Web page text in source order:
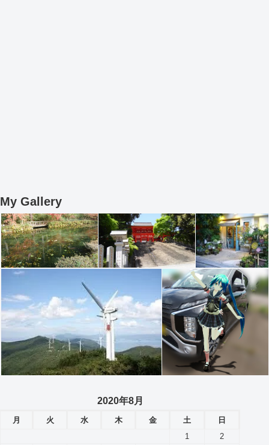
My Gallery
2020年8月
月 火 水 木 金 土
日
1
2